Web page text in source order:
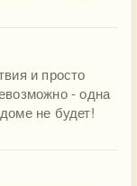
и просто
- одна
не будет!